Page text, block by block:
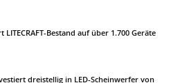
Bestand auf über 1.700 Geräte
dreistellig in LED-Scheinwerfer von